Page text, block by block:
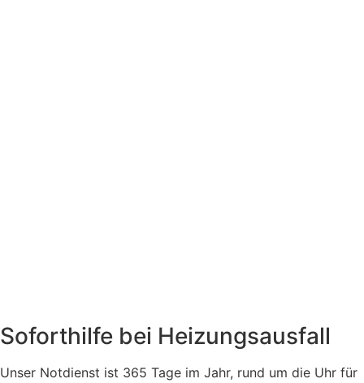
Soforthilfe bei Heizungsausfall
Unser Notdienst ist 365 Tage im Jahr, rund um die Uhr für